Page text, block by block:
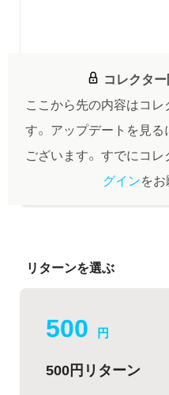
コレクタ
ここから先の内容はコ
す。 アップデートを見
ございます。 すでにコレ
グインをお
リターンを選ぶ
500 円
500円リターン